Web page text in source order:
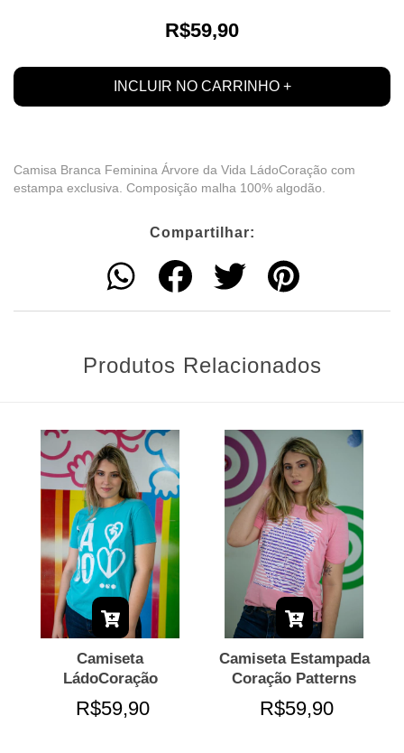
R$59,90
Camisa Branca Feminina Árvore da Vida LádoCoração com
estampa exclusiva. Composição malha 100% algodão.
Compartilhar:
Produtos Relacionados
Camiseta
LádoCoração
R$59,90
Camiseta Estampada
Coração Patterns
R$59,90